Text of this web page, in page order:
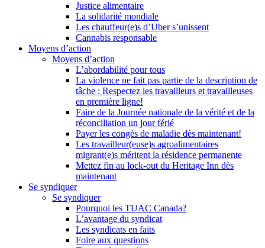
Justice alimentaire
La solidarité mondiale
Les chauffeur(e)s d’Uber s’unissent
Cannabis responsable
Moyens d’action
Moyens d’action
L’abordabilité pour tous
La violence ne fait pas partie de la description de
tâche : Respectez les travailleurs et travailleuses
en première ligne!
Faire de la Journée nationale de la vérité et de la
réconciliation un jour férié
Payer les congés de maladie dès maintenant!
Les travailleur(euse)s agroalimentaires
migrant(e)s méritent la résidence permanente
Mettez fin au lock-out du Heritage Inn dès
maintenant
Se syndiquer
Se syndiquer
Pourquoi les TUAC Canada?
L’avantage du syndicat
Les syndicats en faits
Foire aux questions